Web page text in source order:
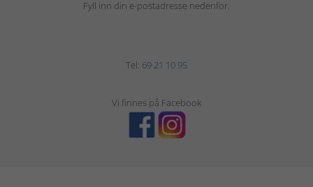
Fyll inn din e-postadresse nedenfor.
Tel: 69 21 10 95
Vi finnes på Facebook